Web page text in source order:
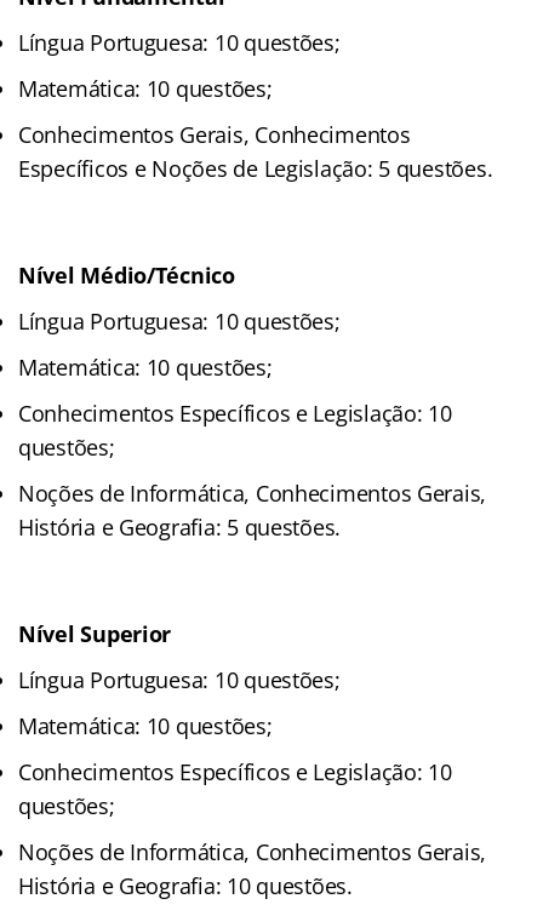
Língua Portuguesa: 10 questões;
Matemática: 10 questões;
Conhecimentos Gerais, Conhecimentos
Específicos e Noções de Legislação: 5 questões.
Nível Médio/Técnico
Língua Portuguesa: 10 questões;
Matemática: 10 questões;
Conhecimentos Específicos e Legislação: 10
questões;
Noções de Informática, Conhecimentos Gerais,
História e Geografia: 5 questões.
Nível Superior
Língua Portuguesa: 10 questões;
Matemática: 10 questões;
Conhecimentos Específicos e Legislação: 10
questões;
Noções de Informática, Conhecimentos Gerais,
História e Geografia: 10 questões.